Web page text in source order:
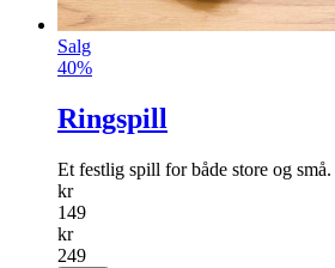
Salg
40%
Ringspill
Et festlig spill for både store og små.
kr
149
kr
249